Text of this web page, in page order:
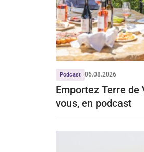
Podcast 06.08.2026
Emportez Terre de
vous, en podcast